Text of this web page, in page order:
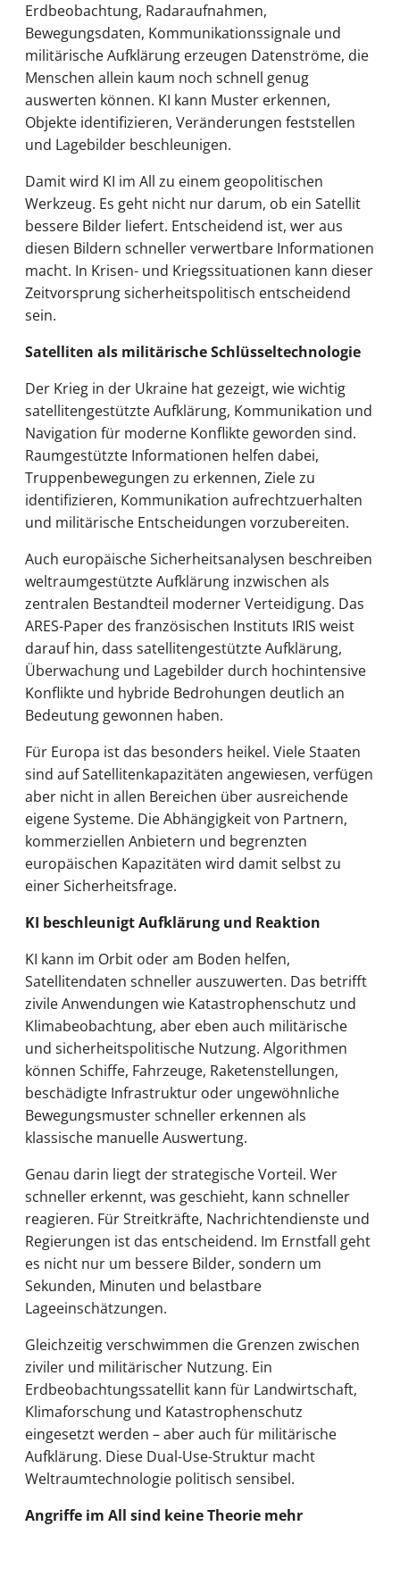
Erdbeobachtung, Radaraufnahmen,
Bewegungsdaten, Kommunikationssignale und
militärische Aufklärung erzeugen Datenströme, die
Menschen allein kaum noch schnell genug
auswerten können. KI kann Muster erkennen,
Objekte identifizieren, Veränderungen feststellen
und Lagebilder beschleunigen.
Damit wird KI im All zu einem geopolitischen
Werkzeug. Es geht nicht nur darum, ob ein Satellit
bessere Bilder liefert. Entscheidend ist, wer aus
diesen Bildern schneller verwertbare Informationen
macht. In Krisen- und Kriegssituationen kann dieser
Zeitvorsprung sicherheitspolitisch entscheidend
sein.
Satelliten als militärische Schlüsseltechnologie
Der Krieg in der Ukraine hat gezeigt, wie wichtig
satellitengestützte Aufklärung, Kommunikation und
Navigation für moderne Konflikte geworden sind.
Raumgestützte Informationen helfen dabei,
Truppenbewegungen zu erkennen, Ziele zu
identifizieren, Kommunikation aufrechtzuerhalten
und militärische Entscheidungen vorzubereiten.
Auch europäische Sicherheitsanalysen beschreiben
weltraumgestützte Aufklärung inzwischen als
zentralen Bestandteil moderner Verteidigung. Das
ARES-Paper des französischen Instituts IRIS weist
darauf hin, dass satellitengestützte Aufklärung,
Überwachung und Lagebilder durch hochintensive
Konflikte und hybride Bedrohungen deutlich an
Bedeutung gewonnen haben.
Für Europa ist das besonders heikel. Viele Staaten
sind auf Satellitenkapazitäten angewiesen, verfügen
aber nicht in allen Bereichen über ausreichende
eigene Systeme. Die Abhängigkeit von Partnern,
kommerziellen Anbietern und begrenzten
europäischen Kapazitäten wird damit selbst zu
einer Sicherheitsfrage.
KI beschleunigt Aufklärung und Reaktion
KI kann im Orbit oder am Boden helfen,
Satellitendaten schneller auszuwerten. Das betrifft
zivile Anwendungen wie Katastrophenschutz und
Klimabeobachtung, aber eben auch militärische
und sicherheitspolitische Nutzung. Algorithmen
können Schiffe, Fahrzeuge, Raketenstellungen,
beschädigte Infrastruktur oder ungewöhnliche
Bewegungsmuster schneller erkennen als
klassische manuelle Auswertung.
Genau darin liegt der strategische Vorteil. Wer
schneller erkennt, was geschieht, kann schneller
reagieren. Für Streitkräfte, Nachrichtendienste und
Regierungen ist das entscheidend. Im Ernstfall geht
es nicht nur um bessere Bilder, sondern um
Sekunden, Minuten und belastbare
Lageeinschätzungen.
Gleichzeitig verschwimmen die Grenzen zwischen
ziviler und militärischer Nutzung. Ein
Erdbeobachtungssatellit kann für Landwirtschaft,
Klimaforschung und Katastrophenschutz
eingesetzt werden – aber auch für militärische
Aufklärung. Diese Dual-Use-Struktur macht
Weltraumtechnologie politisch sensibel.
Angriffe im All sind keine Theorie mehr